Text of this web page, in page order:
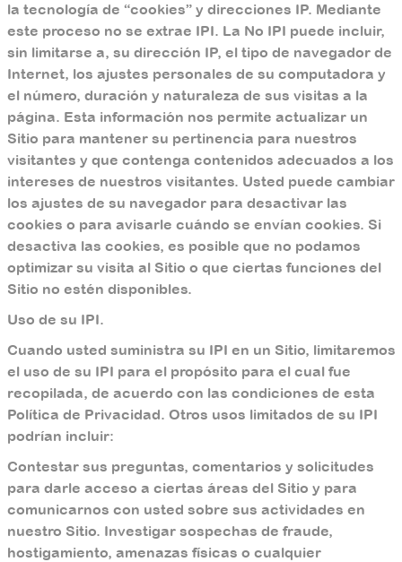
la tecnología de “cookies” y direcciones IP. Mediante
este proceso no se extrae IPI. La No IPI puede incluir,
sin limitarse a, su dirección IP, el tipo de navegador de
Internet, los ajustes personales de su computadora y
el número, duración y naturaleza de sus visitas a la
página. Esta información nos permite actualizar un
Sitio para mantener su pertinencia para nuestros
visitantes y que contenga contenidos adecuados a los
intereses de nuestros visitantes. Usted puede cambiar
los ajustes de su navegador para desactivar las
cookies o para avisarle cuándo se envían cookies. Si
desactiva las cookies, es posible que no podamos
optimizar su visita al Sitio o que ciertas funciones del
Sitio no estén disponibles.
Uso de su IPI.
Cuando usted suministra su IPI en un Sitio, limitaremos
el uso de su IPI para el propósito para el cual fue
recopilada, de acuerdo con las condiciones de esta
Política de Privacidad. Otros usos limitados de su IPI
podrían incluir:
Contestar sus preguntas, comentarios y solicitudes
para darle acceso a ciertas áreas del Sitio y para
comunicarnos con usted sobre sus actividades en
nuestro Sitio. Investigar sospechas de fraude,
hostigamiento, amenazas físicas o cualquier